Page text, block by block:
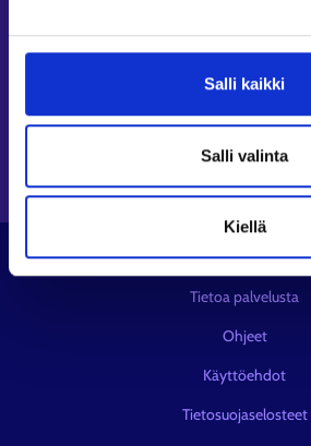
Salli kaikki
Salli valinta
Kiellä
LinkedIn⁠
Youtube⁠
© KEHA-keskus
Tietoa palvelusta
Ohjeet
Käyttöehdot
Tietosuojaselosteet